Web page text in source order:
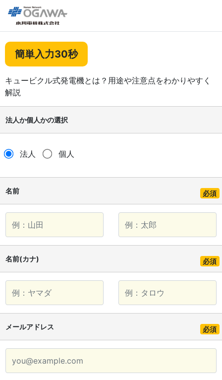
簡単入力30秒
キュービクル式発電機とは？用途や注意点をわかりやすく
解説
法人か個人かの選択
法人 個人
名前 必須
名前(カナ) 必須
メールアドレス 必須